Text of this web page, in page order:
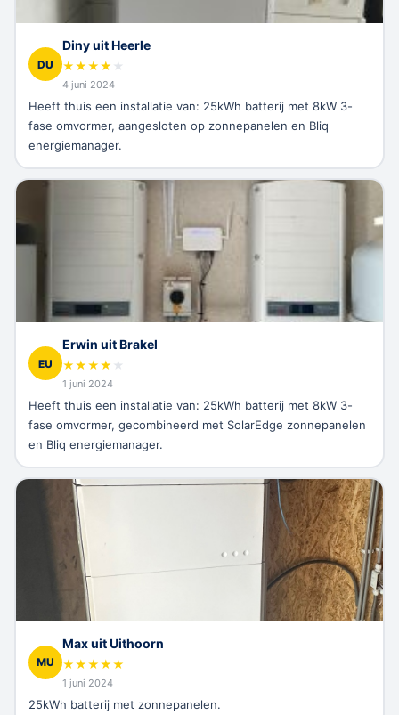
DU
Diny uit Heerle
★★★★ ★
4 juni 2024
Heeft thuis een installatie van: 25kWh batterij met 8kW 3-
fase omvormer, aangesloten op zonnepanelen en Bliq
energiemanager.
EU
Erwin uit Brakel
★★★★ ★
1 juni 2024
Heeft thuis een installatie van: 25kWh batterij met 8kW 3-
fase omvormer, gecombineerd met SolarEdge zonnepanelen
en Bliq energiemanager.
MU
Max uit Uithoorn
★★★★★
1 juni 2024
25kWh batterij met zonnepanelen.